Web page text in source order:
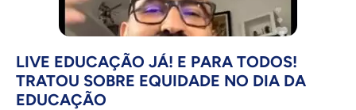
LIVE EDUCAÇÃO JÁ! E PARA TODOS!
TRATOU SOBRE EQUIDADE NO DIA DA
EDUCAÇÃO